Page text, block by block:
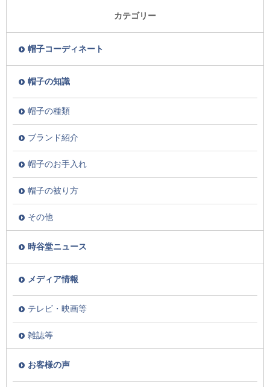
カテゴリー
帽子コーディネート
帽子の知識
帽子の種類
ブランド紹介
帽子のお手入れ
帽子の被り方
その他
時谷堂ニュース
メディア情報
テレビ・映画等
雑誌等
お客様の声